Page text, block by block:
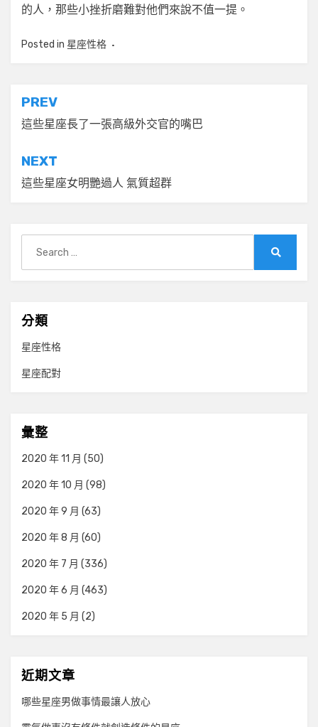
的人，那些小挫折磨難對他們來說不值一提。
Posted in 星座性格
文
章
導
覽
PREV
這些星座長了一張高級外交官的嘴巴
NEXT
這些星座女明艷過人 氣質超群
for:
分類
星座性格
星座配對
彙整
2020 年 11 月 (50)
2020 年 10 月 (98)
2020 年 9 月 (63)
2020 年 8 月 (60)
2020 年 7 月 (336)
2020 年 6 月 (463)
2020 年 5 月 (2)
近期文章
哪些星座男做事情最讓人放心